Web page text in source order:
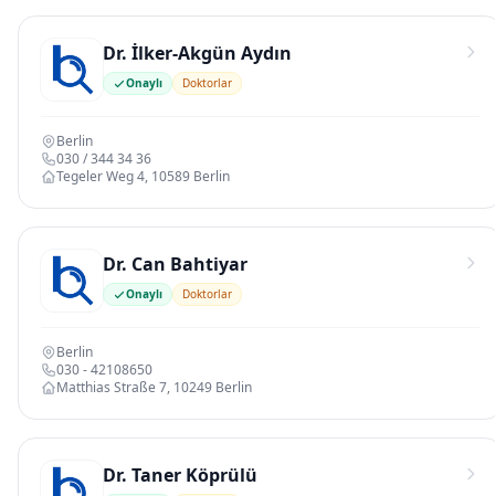
Dr. İlker-Akgün Aydın
Onaylı Doktorlar
Berlin
030 / 344 34 36
Tegeler Weg 4, 10589 Berlin
Dr. Can Bahtiyar
Onaylı Doktorlar
Berlin
030 - 42108650
Matthias Straße 7, 10249 Berlin
Dr. Taner Köprülü